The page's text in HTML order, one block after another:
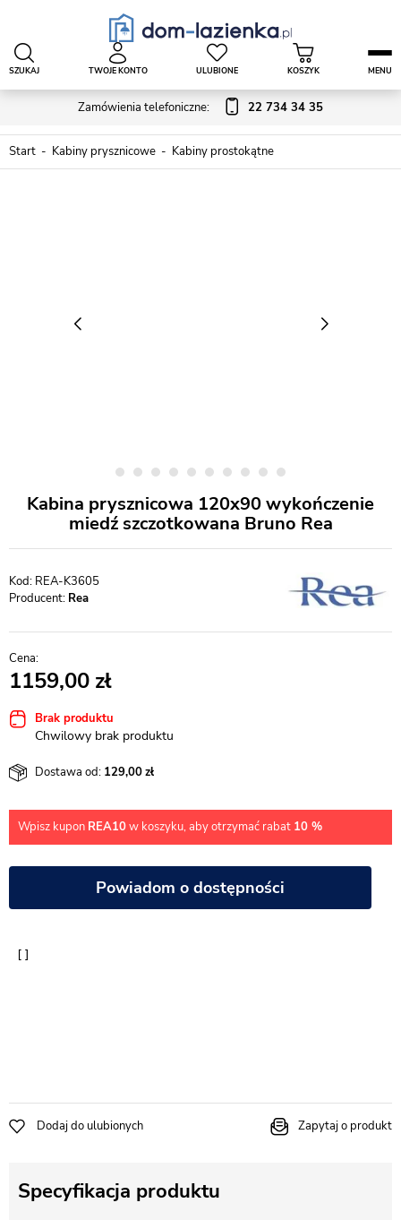
Zamówienia telefoniczne: 22 734 34 35
SZUKAJ TWOJE KONTO ULUBIONE KOSZYK MENU
Start Kabiny prysznicowe Kabiny prostokątne
Kabina prysznicowa 120x90 wykończenie
miedź szczotkowana Bruno Rea
REA-K3605
Producent: Rea
1159,00
Brak produktu
Chwilowy brak produktu
Dostawa od: 129,00
Wpisz kupon REA10w koszyku, aby otrzymać rabat 10 %
Powiadom o dostępności
Dodaj do ulubionych Zapytaj o produkt
Specyfikacja produktu